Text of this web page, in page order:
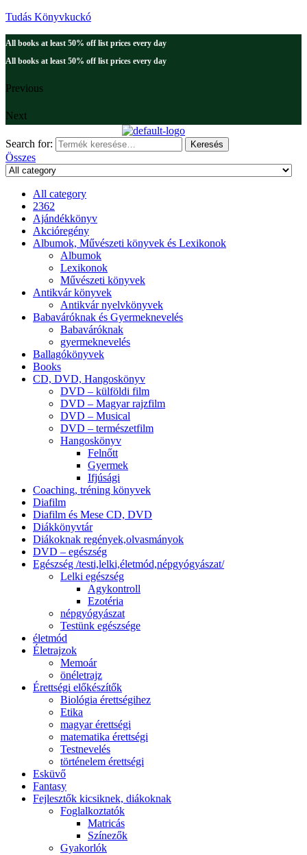
Tudás Könyvkuckó
All books at least 50% off list prices every day
All books at least 50% off list prices every day
Previous
Next
Search for: Keresés
Összes
All category
2362
Ajándékkönyv
Akcióregény
Albumok, Művészeti könyvek és Lexikonok
Albumok
Lexikonok
Művészeti könyvek
Antikvár könyvek
Antikvár nyelvkönyvek
Babaváróknak és Gyermeknevelés
Babaváróknak
gyermeknevelés
Ballagókönyvek
Books
CD, DVD, Hangoskönyv
DVD – külföldi film
DVD – Magyar rajzfilm
DVD – Musical
DVD – természetfilm
Hangoskönyv
Felnőtt
Gyermek
Ifjúsági
Coaching, tréning könyvek
Diafilm
Diafilm és Mese CD, DVD
Diákkönyvtár
Diákoknak regények,olvasmányok
DVD – egészség
Egészség /testi,lelki,életmód,népgyógyászat/
Lelki egészség
Agykontroll
Ezotéria
népgyógyászat
Testünk egészsége
életmód
Életrajzok
Memoár
önéletrajz
Érettségi előkészítők
Biológia érettségihez
Etika
magyar érettségi
matematika érettségi
Testnevelés
történelem érettségi
Esküvő
Fantasy
Fejlesztők kicsiknek, diákoknak
Foglalkoztatók
Matricás
Színezők
Gyakorlók